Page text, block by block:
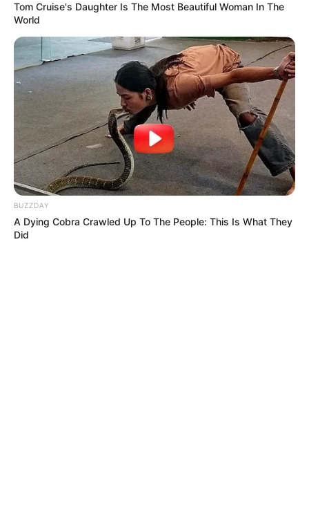
Tom Cruise's Daughter Is The Most Beautiful Woman In The
World
BUZZDAY
A Dying Cobra Crawled Up To The People: This Is What They
Did